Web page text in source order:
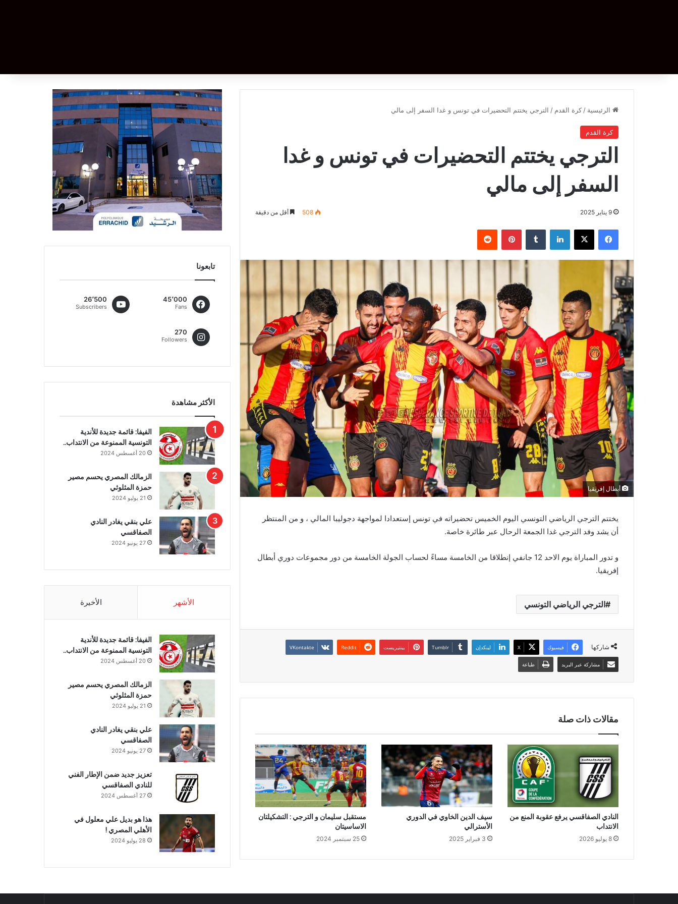
الرئيسية / كرة القدم / الترجي يختتم التحضيرات في تونس و غدا السفر إلى مالي
كرة القدم
الترجي يختتم التحضيرات في تونس و غدا
السفر إلى مالي
9 يناير 2025 508 أقل من دقيقة
فيسبوك ‫X لينكدإن بينتيريست
أبطال إفريقيا
يختتم الترجي الرياضي التونسي اليوم الخميس تحضيراته في تونس إستعدادا لمواجهة دجوليبا المالي ، و من المنتظر
أن يشد وفد الترجي غدا الجمعة الرحال عبر طائرة خاصة.
و تدور المباراة يوم الاحد 12 جانفي إنطلاقا من الخامسة مساءً لحساب الجولة الخامسة من دور مجموعات دوري أبطال
إفريقيا.
الترجي الرياضي التونسي
شاركها فيسبوك ‫X لينكدإن بينتيريست
مشاركة عبر البريد طباعة
مقالات ذات صلة
النادي الصفاقسي يرفع عقوبة المنع من
الانتداب
8 يوليو 2026
سيف الدين الخاوي في الدوري
الأسترالي
3 فبراير 2025
مستقبل سليمان و الترجي : التشكيلتان
الاساسيتان
25 سبتمبر 2024
تابعونا
45٬000
Fans
26٬500
Subscribers
270
Followers
الأكثر مشاهدة
الفيفا: قائمة جديدة للأندية
التونسية الممنوعة من الانتداب..
20 أغسطس 2024
الزمالك المصري يحسم مصير
حمزة المثلوثي
21 يوليو 2024
علي بنقي يغادر النادي
الصفاقسي
27 يونيو 2024
الأشهر الأخيرة
الفيفا: قائمة جديدة للأندية
التونسية الممنوعة من الانتداب..
20 أغسطس 2024
الزمالك المصري يحسم مصير
حمزة المثلوثي
21 يوليو 2024
علي بنقي يغادر النادي
الصفاقسي
27 يونيو 2024
تعزيز جديد ضمن الإطار الفني
للنادي الصفاقسي
27 أغسطس 2024
هذا هو بديل علي معلول في
الأهلي المصري !
28 يوليو 2024